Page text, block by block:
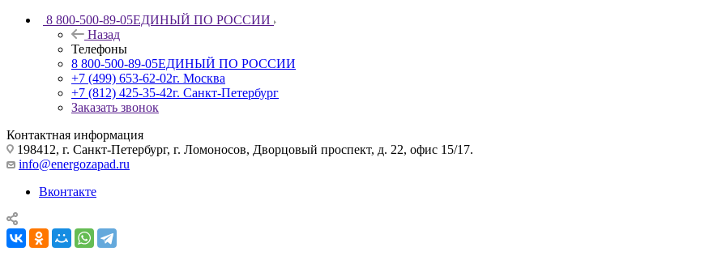
8 800-500-89-05ЕДИНЫЙ ПО РОССИИ
Назад
Телефоны
8 800-500-89-05ЕДИНЫЙ ПО РОССИИ
+7 (499) 653-62-02г. Москва
+7 (812) 425-35-42г. Санкт-Петербург
Заказать звонок
Контактная информация
198412, г. Санкт-Петербург, г. Ломоносов, Дворцовый проспект, д. 22, офис 15/17.
info@energozapad.ru
Вконтакте